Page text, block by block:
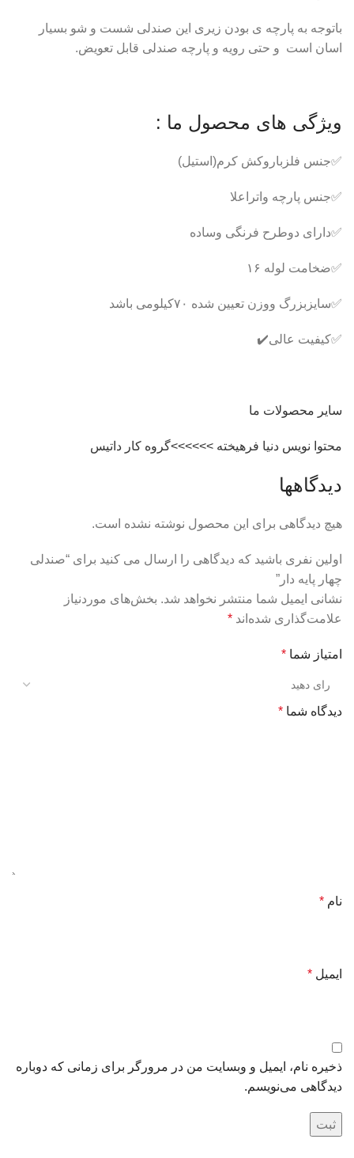
باتوجه به پارچه ی بودن زیری این صندلی شست و شو بسیار
اسان است و حتی رویه و پارچه صندلی قابل تعویض.
ویژگی های محصول ما :
✅جنس فلزباروکش کرم(استیل)
✅جنس پارچه واتراعلا
✅دارای دوطرح فرنگی وساده
✅ضخامت لوله ۱۶
✅سایزبزرگ ووزن تعیین شده ۷۰کیلومی باشد
✅کیفیت عالی✔️
سایر محصولات ما
محتوا نویس دنیا فرهیخته >>>>>>گروه کار داتیس
دیدگاهها
هیچ دیدگاهی برای این محصول نوشته نشده است.
اولین نفری باشید که دیدگاهی را ارسال می کنید برای “صندلی
چهار پایه دار”
نشانی ایمیل شما منتشر نخواهد شد. بخش‌های موردنیاز
علامت‌گذاری شده‌اند *
امتیاز شما *
دیدگاه شما *
نام *
ایمیل *
ذخیره نام، ایمیل و وبسایت من در مرورگر برای زمانی که دوباره
دیدگاهی می‌نویسم.